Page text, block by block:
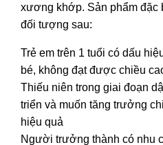
xương khớp. Sản phẩm đặc
đối tượng sau:
Trẻ em trên 1 tuổi có dấu
bé, không đạt được chiều
Thiếu niên trong giai đoạn
triển và muốn tăng trưởng
hiệu quả
Người trưởng thành có nhu